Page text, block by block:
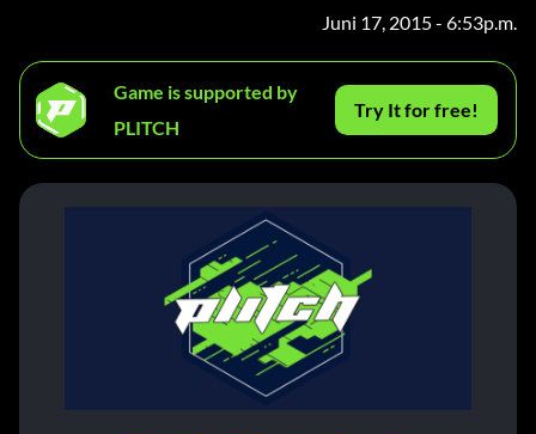
Juni 17, 2015 - 6:53p.m.
Game is supported by
PLITCH
Try It for free!